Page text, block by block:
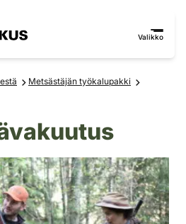
Valikko
Metsästäjän työkalupakki